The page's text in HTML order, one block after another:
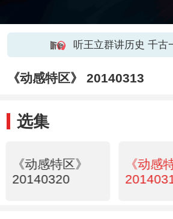
听王立群讲历史 千古
《动感特区》 20140313
选集
《动感特区》
20140320
《动感